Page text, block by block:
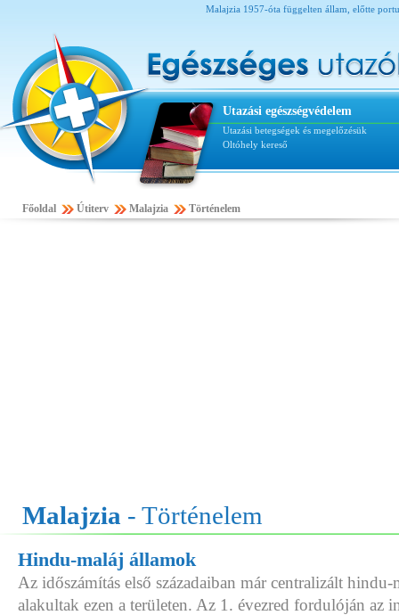
Malajzia 1957-óta függelten állam, előtte
Utazási egészségvédelem
Utazási betegségek és megelőzésük
Oltóhely kereső
Főoldal Útiterv Malajzia Történelem
Malajzia - Történelem
Hindu-maláj államok
Az időszámítás első századaiban már centralizált
alakultak ezen a területen. Az 1. évezred fordulóján az